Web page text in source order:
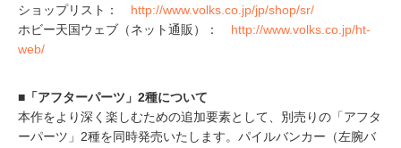
ショップリスト： http://www.volks.co.jp/jp/shop/sr/
ホビー天国ウェブ（ネット通販）： http://www.volks.co.jp/ht-
web/
■「アフターパーツ」2種について
本作をより深く楽しむための追加要素として、別売りの「アフタ
ーパーツ」2種を同時発売いたします。パイルバンカー（左腕バ